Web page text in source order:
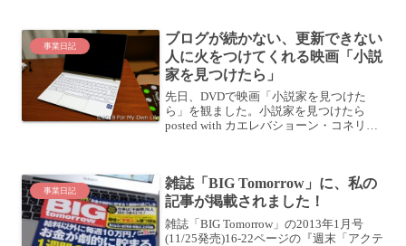
事業日記
ブログが続かない、更新できない
人に火をつけてくれる映画「小説
家を見つけたら」
先日、DVDで映画「小説家を見つけた
ら」を観ました。小説家を見つけたら
posted with カエレバショーン・コネリー
事業日記
雑誌「BIG Tomorrow」に、私の
記事が掲載されました！
雑誌「BIG Tomorrow」の2013年1月号
(11/25発売)16-22ページの『週末「アクテ